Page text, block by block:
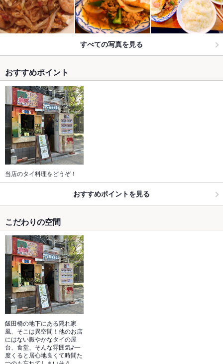
すべての写真を見る
おすすめポイント
当店のタイ料理をどうぞ！
おすすめポイントを見る
こだわりの空間
飯田橋の地下にある隠れ家
風、そこは異空間！他のお店
にはない賑やかなタイの屋
台、食堂、そんな雰囲気♪一
度くると居心地良くて時間た